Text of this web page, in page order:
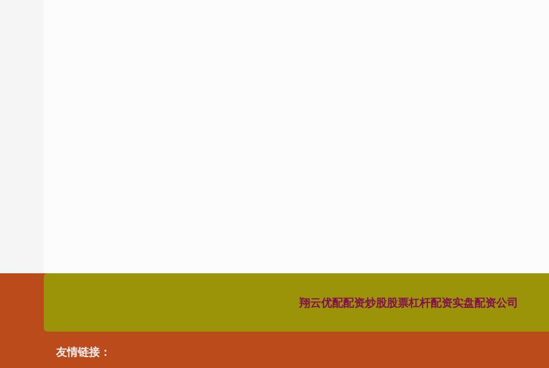
翔云优配配资炒股股票杠杆配资实盘配资公司
友情链接：